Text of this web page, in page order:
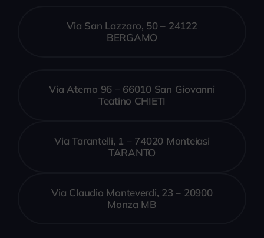
Via San Lazzaro, 50 – 24122
BERGAMO
Via Aterno 96 – 66010 San Giovanni
Teatino CHIETI
Via Tarantelli, 1 – 74020 Monteiasi
TARANTO
Via Claudio Monteverdi, 23 – 20900
Monza MB